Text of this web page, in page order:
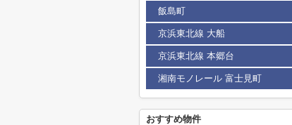
飯島町
京浜東北線 大船
京浜東北線 本郷台
湘南モノレール 富士見町
おすすめ物件